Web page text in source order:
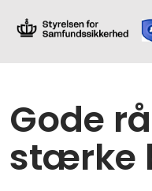
Gode
stærke